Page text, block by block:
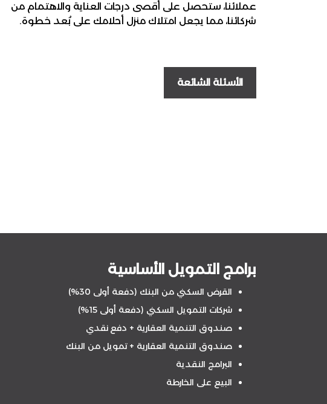
عملائنا، ستحصل على أقصى درجات العناية والاهتمام من
شركائنا، مما يجعل امتلاك منزل أحلامك على بُعد خطوة.
الأسئلة الشائعة
برامج التمويل الأساسية
القرض السكني من البنك (دفعة أولى 30%)
شركات التمويل السكني (دفعة أولى 15%)
صندوق التنمية العقارية + دفع نقدي
صندوق التنمية العقارية + تمويل من البنك
البرامج النقدية
البيع على الخارطة